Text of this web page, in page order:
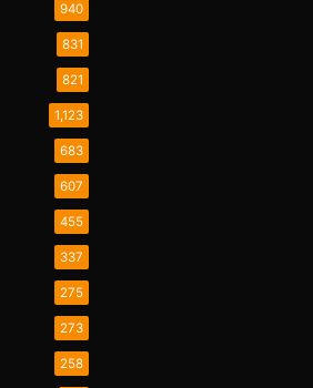
940
831
821
1,123
683
607
455
337
275
273
258